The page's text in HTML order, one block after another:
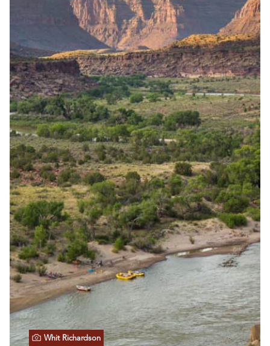
Whit Richardson